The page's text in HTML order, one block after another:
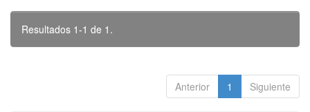
Resultados 1-1 de 1.
Anterior 1 Siguiente